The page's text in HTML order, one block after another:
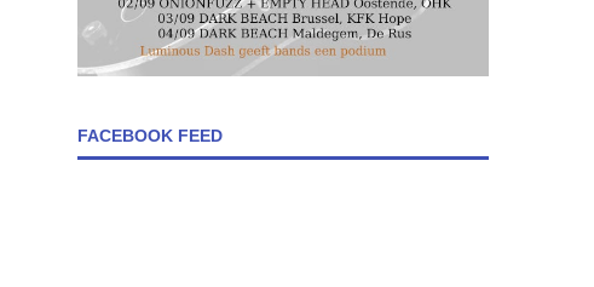
FACEBOOK FEED